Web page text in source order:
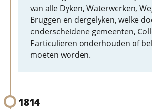
van alle Dyken, Waterwerken,
Bruggen en dergelyken, welke
onderscheidene gemeenten,
Particulieren onderhouden of
moeten worden.
1814